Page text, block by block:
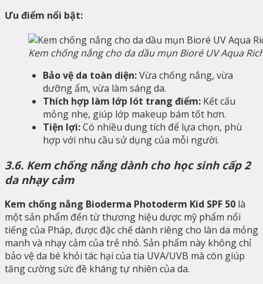
Ưu điểm nổi bật:
Kem chống nắng cho da dầu mụn Bioré UV Aqua
Bảo vệ da toàn diện:Vừa chống nắng, vừa
dưỡng ẩm, vừa làm sáng da.
Thích hợp làm lớp lót trang điểm: Kết cấu
mỏng nhẹ, giúp lớp makeup bám tốt hơn.
Tiện lợi:Có nhiều dung tích để lựa chọn, phù
hợp với nhu cầu sử dụng của mỗi người.
3.6. Kem chống nắng dành cho học sinh cấp 2
da nhạy cảm
Kem chống nắng Bioderma Photoderm Kid SPF 50 là
một sản phẩm đến từ thương hiệu dược mỹ phẩm nổi
tiếng của Pháp, được đặc chế dành riêng cho làn da mỏng
manh và nhạy cảm của trẻ nhỏ. Sản phẩm này không chỉ
bảo vệ da bé khỏi tác hại của tia UVA/UVB mà còn giúp
tăng cường sức đề kháng tự nhiên của da.